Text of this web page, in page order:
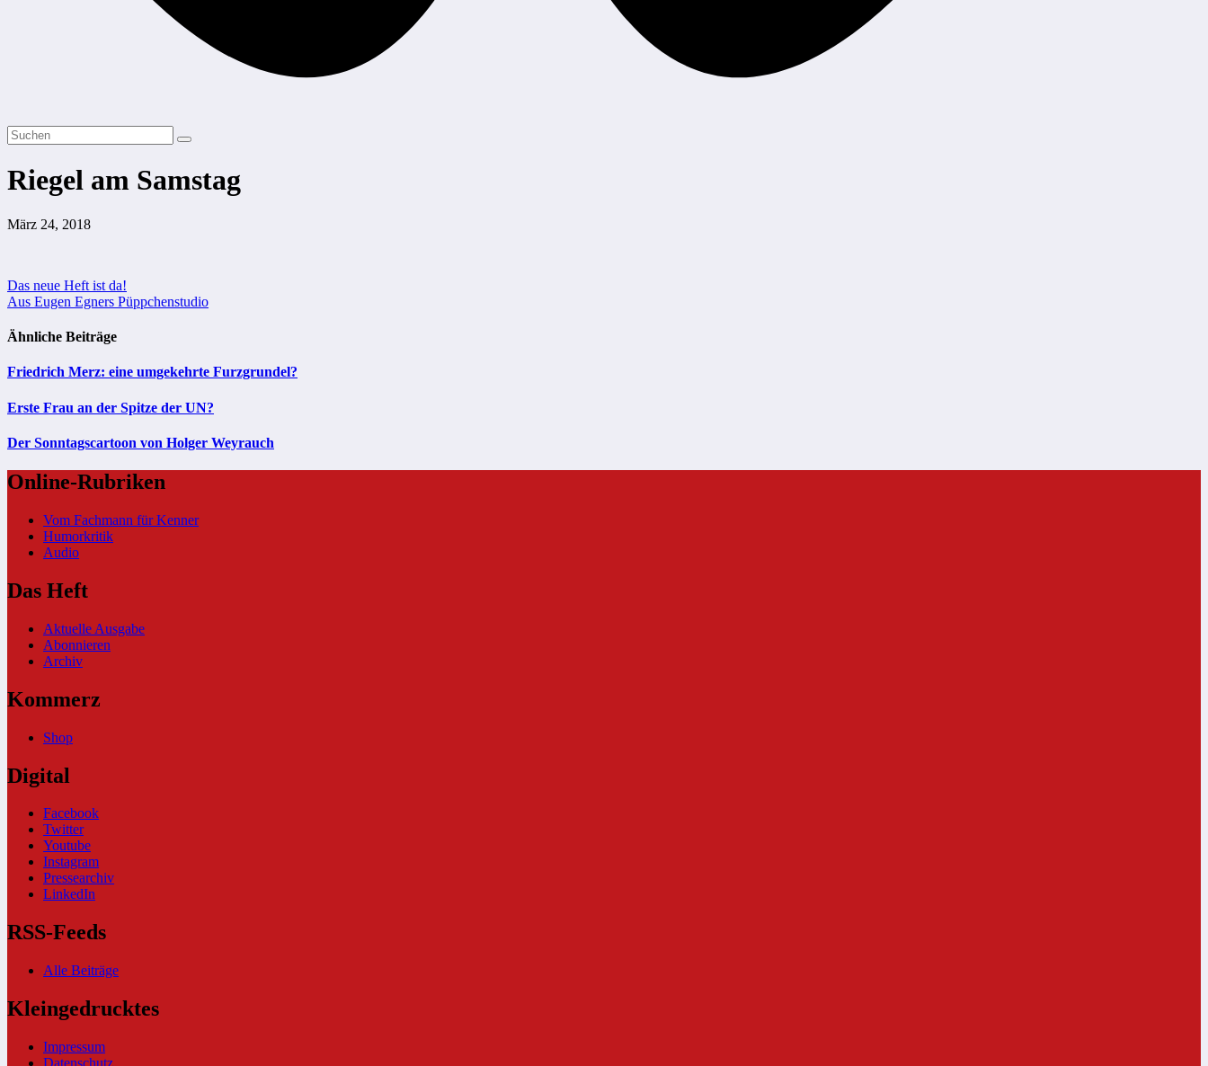
Riegel am Samstag
März 24, 2018
Beitragsnavigation
Das neue Heft ist da!
Aus Eugen Egners Püppchenstudio
Ähnliche Beiträge
Friedrich Merz: eine umgekehrte Furzgrundel?
Erste Frau an der Spitze der UN?
Der Sonntagscartoon von Holger Weyrauch
Online-Rubriken
Vom Fachmann für Kenner
Humorkritik
Audio
Das Heft
Aktuelle Ausgabe
Abonnieren
Archiv
Kommerz
Shop
Digital
Facebook
Twitter
Youtube
Instagram
Pressearchiv
LinkedIn
RSS-Feeds
Alle Beiträge
Kleingedrucktes
Impressum
Datenschutz